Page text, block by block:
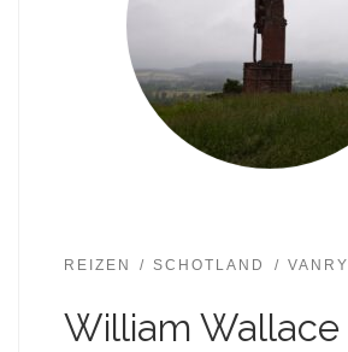
REIZEN SCHOTLAND VANRY
William Wallace